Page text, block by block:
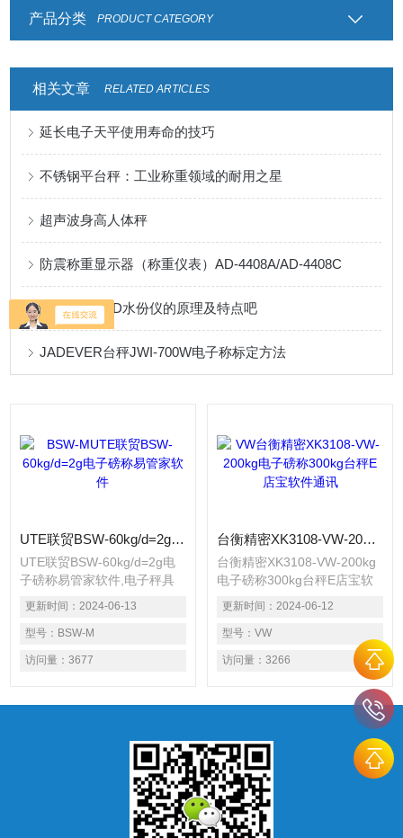
产品分类 PRODUCT CATEGORY
相关文章 RELATED ARTICLES
延长电子天平使用寿命的技巧
不锈钢平台秤：工业称重领域的耐用之星
超声波身高人体秤
防震称重显示器（称重仪表）AD-4408A/AD-4408C
了解一下AND水份仪的原理及特点吧
JADEVER台秤JWI-700W电子称标定方法
UTE联贸BSW-60kg/d=2g电子磅称易管家软件
UTE联贸BSW-60kg/d=2g电
子磅称易管家软件,电子秤具
备自动计数、数量设定、扣
重、记意等功能 背光显示.电
子秤可配RS485通讯接口，可
外接计算机或热敏打印机。
更新时间： 2024-06-13
型号： BSW-M
访问量： 3677
台衡精密XK3108-VW-200kg电子磅称300kg台秤E店宝软件通讯
台衡精密XK3108-VW-200kg
电子磅称300kg台秤E店宝软
件通讯，内部解析度600,000
采用充电/插电方式供电，充
电一次可待机使用70小时 可
选配RS-232通讯列印端口，
可连接电脑，微型打印机及标
签打印机或大型户外显示器
更新时间： 2024-06-12
型号： VW
访问量： 3266